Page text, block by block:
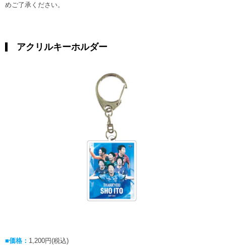
めご了承ください。
アクリルキーホルダー
■価格： 1,200円(税込)